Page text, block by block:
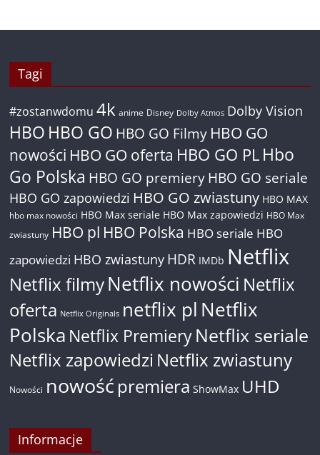
Tagi
#zostanwdomu 4k anime Disney Dolby Atmos Dolby Vision
HBO HBO GO HBO GO Filmy HBO GO
nowości HBO GO oferta HBO GO PL Hbo
Go Polska HBO GO premiery HBO GO seriale
HBO GO zapowiedzi HBO GO zwiastuny HBO MAX
hbo max nowości HBO Max seriale HBO Max zapowiedzi HBO Max
zwiastuny HBO pl HBO Polska HBO seriale HBO
zapowiedzi HBO zwiastuny HDR IMDb Netflix
Netflix filmyNetflix nowości Netflix
oferta Netflix Originals netflix pl Netflix
Polska Netflix PremieryNetflix seriale
Netflix zapowiedzi Netflix zwiastuny
Nowości nowość premiera ShowMax UHD
Informacje